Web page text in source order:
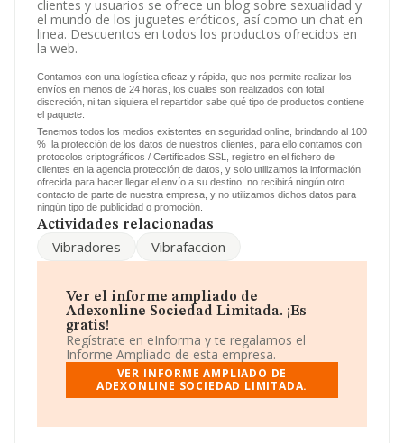
debajo de la media de sector.
Dentro del ranking de empresas elaborado por
compañía, se destaca que: en 2025, en la clasificación
del sector, la empresa se ha colocado 197 puestos más
abajo y su posición actual es 2.085 (el año anterior
estaba en 1.888). Tienen mejor posición las siguientes
empresas del sector:Tutecnico Gusmar S.LyIncode
Consulting S.L; sin embargo, el ranking coloca la
empresa antes de Ruisan Acustic S.LyAdduser Tech
Sociedad Limitada. En el ranking nacional, ha bajado
51.642 puestos, pasando de la posición 435.452 a
487.094. En 2025, destacanEeckhout Holding S.L y
Multitek Ingeniería S.Lcomo mejores empresas
antes de la compañía; está por encima de compañías
comoSya Tomeseña S.LyOptima Consulting S.L
La compañía ha retrocedido de 1.846 puestos en el
Para ponerse en contacto con sus oficinas, la empresa
facilita el número de teléfono 955293537 y la dirección
de correo esinfo@vibrafaccion.com. Su página web es
www.vibrafaccion.com.
La sociedad españolaAdexonline Sociedad Limitada
con número de identificación fiscal B90050790, se
clientes y usuarios se ofrece un blog sobre sexualidad y
el mundo de los juguetes eróticos, así como un chat en
linea. Descuentos en todos los productos ofrecidos en
la web.
Contamos con una logística eficaz y rápida, que nos permite realizar los
envíos en menos de 24 horas, los cuales son realizados con total
discreción, ni tan siquiera el repartidor sabe qué tipo de productos contiene
el paquete.
Tenemos todos los medios existentes en seguridad online, brindando al 100
% la protección de los datos de nuestros clientes, para ello contamos con
protocolos criptográficos / Certificados SSL, registro en el fichero de
clientes en la agencia protección de datos, y solo utilizamos la información
ofrecida para hacer llegar el envío a su destino, no recibirá ningún otro
contacto de parte de nuestra empresa, y no utilizamos dichos datos para
ningún tipo de publicidad o promoción.
Actividades relacionadas
Vibradores Vibrafaccion
Ver el informe ampliado de
Adexonline Sociedad Limitada. ¡Es
gratis!
Regístrate en eInforma y te regalamos el
Informe Ampliado de esta empresa.
VER INFORME AMPLIADO DE
ADEXONLINE SOCIEDAD LIMITADA.